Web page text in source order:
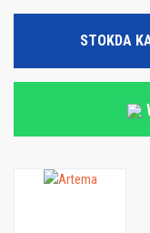
STOKDA